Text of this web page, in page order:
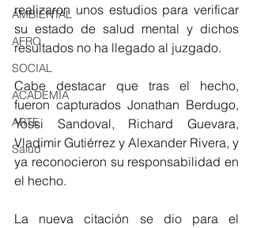
AMBIENTAL
AFRO
SOCIAL
ACADEMIA
ARTE
Salud
realizaron unos estudios para verificar
su estado de salud mental y dichos
resultados no ha llegado al juzgado.
Cabe destacar que tras el hecho,
fueron capturados Jonathan Berdugo,
Yossi Sandoval, Richard Guevara,
Vladimir Gutiérrez y Alexander Rivera, y
ya reconocieron su responsabilidad en
el hecho.
La nueva citación se dio para el